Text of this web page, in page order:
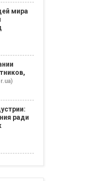
мира
ради